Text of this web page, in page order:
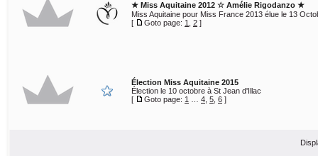
★ Miss Aquitaine 2012 ☆ Amélie Rigodanzo ★
Miss Aquitaine pour Miss France 2013 élue le 13
[
Goto page: 1 2 ]
Élection Miss Aquitaine 2015
Élection le 10 octobre à St Jean d'Illac
[
Goto page: 1 4 5 6 ]